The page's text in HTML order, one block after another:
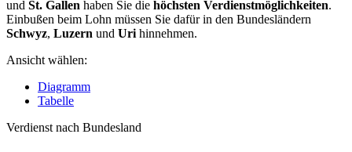
und St. Gallen haben Sie die höchsten Verdienstmöglichkeiten.
Einbußen beim Lohn müssen Sie dafür in den Bundesländern
Schwyz, Luzern und Uri hinnehmen.
Ansicht wählen:
Diagramm
Tabelle
Verdienst nach Bundesland